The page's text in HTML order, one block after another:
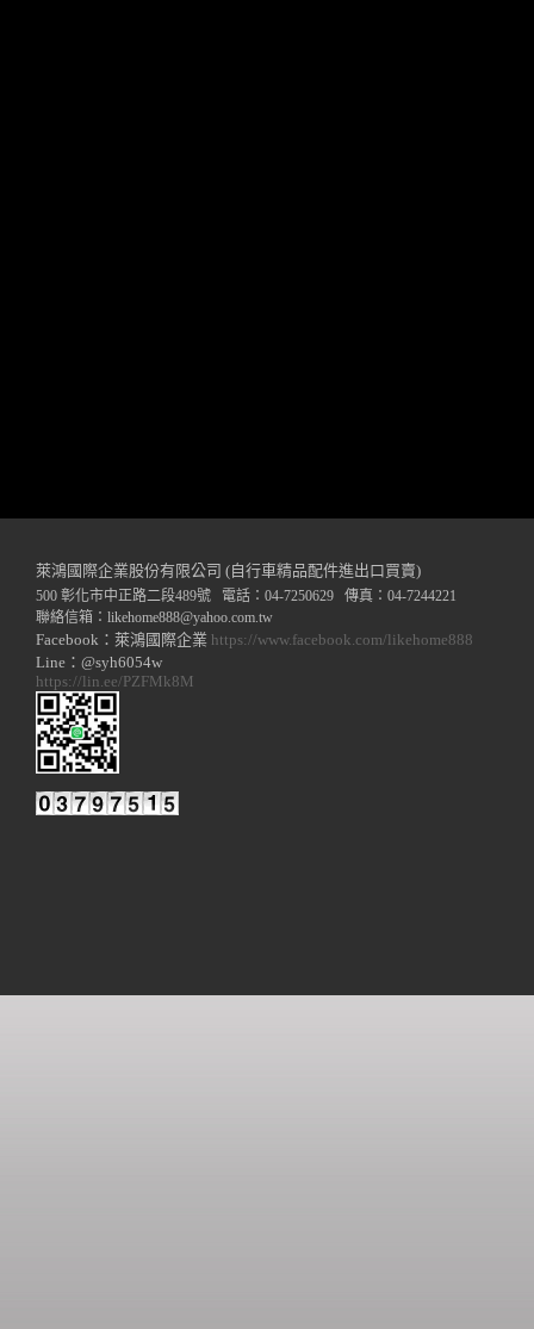
萊鴻國際企業股份有限公司 (自行車精品配件進出口買賣)
500 彰化市中正路二段489號 電話：04-7250629 傳真：04-7244221
聯絡信箱： likehome888@yahoo.com.tw
Facebook：萊鴻國際企業 https://www.facebook.com/likehome888
Line：@syh6054w
https://lin.ee/PZFMk8M